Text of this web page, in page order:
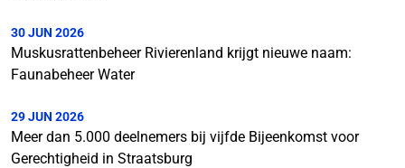
30 JUN 2026
Muskusrattenbeheer Rivierenland krijgt nieuwe naam:
Faunabeheer Water
29 JUN 2026
Meer dan 5.000 deelnemers bij vijfde Bijeenkomst voor
Gerechtigheid in Straatsburg